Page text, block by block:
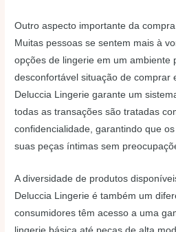
Outro aspecto importante da
Muitas pessoas se sentem mais à
opções de lingerie em um ambiente
desconfortável situação de comprar
Deluccia Lingerie garante um
todas as transações são tratadas
confidencialidade, garantindo que
suas peças íntimas sem
A diversidade de produtos
Deluccia Lingerie é também um
consumidores têm acesso a uma